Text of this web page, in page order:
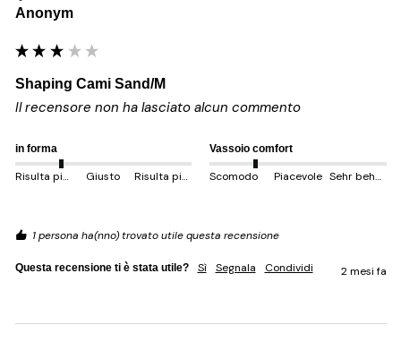
Anonym
Shaping Cami Sand/M
Il recensore non ha lasciato alcun commento
in forma
Risulta più piccolo Giusto Risulta più grande
Vassoio comfort
Scomodo Piacevole Sehr behem
1 persona ha(nno) trovato utile questa recensione
Questa recensione ti è stata utile? Sì Segnala Condividi 2 mesi fa